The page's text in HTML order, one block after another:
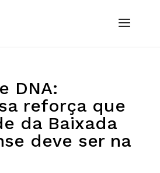
DNA:
reforça que
da Baixada
deve ser na